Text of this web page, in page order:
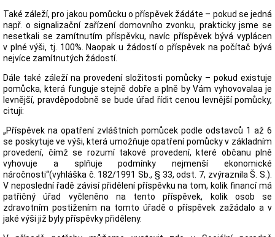
Také záleží, pro jakou pomůcku o příspěvek žádáte – pokud se jedná
např. o signalizační zařízení domovního zvonku, prakticky jsme se
nesetkali se zamítnutím příspěvku, navíc příspěvek bývá vyplácen
v plné výši, tj. 100%. Naopak u žádostí o příspěvek na počítač bývá
nejvíce zamítnutých žádostí.
Dále také záleží na provedení složitosti pomůcky – pokud existuje
pomůcka, která funguje stejně dobře a plně by Vám vyhovovalaa je
levnější, pravděpodobně se bude úřad řídit cenou levnější pomůcky,
cituji:
„Příspěvek na opatření zvláštních pomůcek podle odstavců 1 až 6
se poskytuje ve výši, která umožňuje opatření pomůcky v základním
provedení, čímž se rozumí takové provedení, které občanu plně
vyhovuje a splňuje podmínky nejmenší ekonomické
náročnosti“(vyhláška č. 182/1991 Sb., § 33, odst. 7, zvýraznila Š. S.).
V neposlední řadě závisí přidělení příspěvku na tom, kolik financí má
patřičný úřad vyčleněno na tento příspěvek, kolik osob se
zdravotním postižením na tomto úřadě o příspěvek zažádalo a v
jaké výši již byly příspěvky přiděleny.